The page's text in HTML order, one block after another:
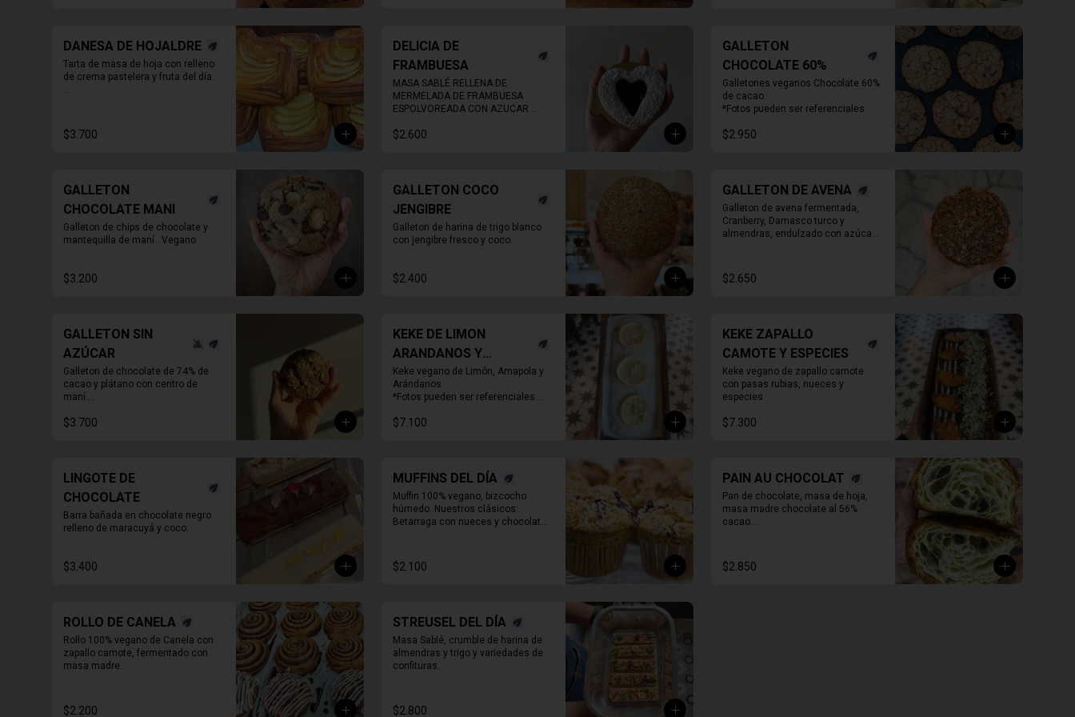
DANESA DE HOJALDRE
Tarta de masa de hoja con relleno
de crema pastelera y fruta del día.
tiempo de despacho*
** FOTO  REFERENCIAL
$3.700
DELICIA DE
FRAMBUESA
MASA SABLÉ RELLENA DE
MERMELADA DE FRAMBUESA
ESPOLVOREADA CON AZUCAR
$2.600
GALLETON
CHOCOLATE 60%
Galletones veganos Chocolate 60%
de cacao.
*Fotos pueden ser referenciales
$2.950
GALLETON
CHOCOLATE MANI
Galleton de chips de chocolate y
mantequilla de maní.  Vegano
$3.200
GALLETON COCO
JENGIBRE
Galleton de harina de trigo blanco
con jengibre fresco y coco.
$2.400
GALLETON DE AVENA
Galleton de avena fermentada,
Cranberry, Damasco turco y
almendras, endulzado con azúcar
$2.650
GALLETON SIN
AZÚCAR
Galleton de chocolate de 74% de
cacao y plátano con centro de
maní.
$3.700
KEKE DE LIMON
ARANDANOS Y
AMAPOLA
Keke vegano de Limón, Amapola y
Arándanos
*Fotos pueden ser referenciales
$7.100
KEKE ZAPALLO
CAMOTE Y ESPECIES
Keke vegano de zapallo camote
con pasas rubias, nueces y
especies
$7.300
LINGOTE DE
CHOCOLATE
Barra bañada en chocolate negro
relleno de maracuyá y coco.
$3.400
MUFFINS DEL DÍA
Muffin 100% vegano, bizcocho
húmedo. Nuestros clásicos:
Betarraga con nueces y chocolate,
Chocolate, maní y mantequilla de
maní.
$2.100
PAIN AU CHOCOLAT
Pan de chocolate, masa de hoja,
masa madre chocolate al 56%
cacao.
13:00 a 14:30 para considerar en
tiempo de despacho*
$2.850
ROLLO DE CANELA
Rollo 100% vegano de Canela con
zapallo camote, fermentado con
masa madre.
$2.200
STREUSEL DEL DÍA
Masa Sablé, crumble de harina de
almendras y trigo y variedades de
confituras.
$2.800